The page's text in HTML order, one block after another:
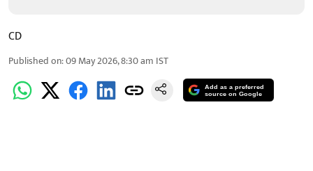
CD
Published on:09 May 2026, 8:30 am IST
Add as a preferred
source on Google